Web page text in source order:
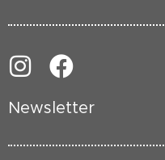
Newsletter